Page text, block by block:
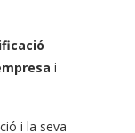
i
i la seva